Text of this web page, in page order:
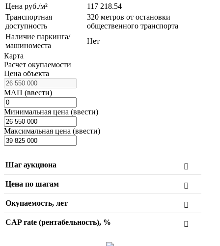
Цена руб./м²
117 218.54
Транспортная
доступность
320 метров от остановки
общественного транспорта
Наличие паркинга/
машиноместа
Нет
Карта
Расчет окупаемости
Цена объекта
МАП (ввести)
Минимальная цена (ввести)
Максимальная цена (ввести)
Шаг аукциона
Цена по шагам
Окупаемость, лет
CAP rate (рентабельность), %